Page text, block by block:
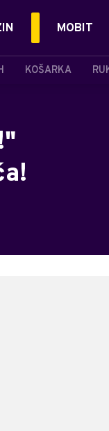
KOŠARKA
MOBIT